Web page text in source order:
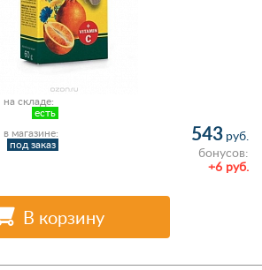
на складе:
есть
в магазине:
под заказ
543 руб.
бонусов:
+6 руб.
В корзину